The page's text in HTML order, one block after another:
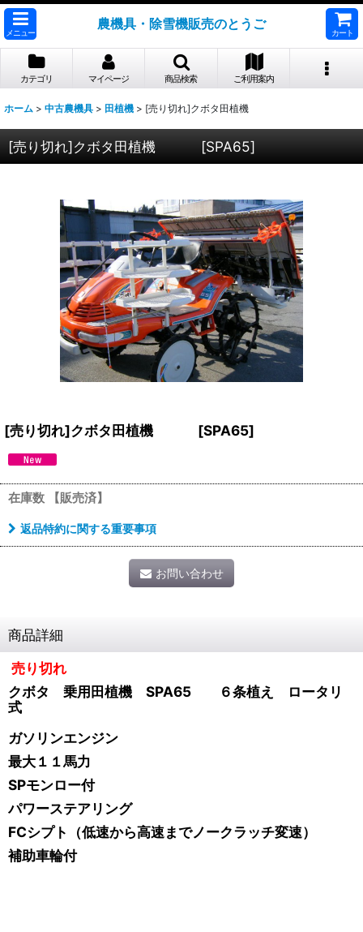
メニュー
農機具・除雪機販売のとうご
カート
カテゴリ マイページ 商品検索 ご利用案内
ホーム > 中古農機具 > 田植機 > [売り切れ]クボタ田植機
[売り切れ]クボタ田植機 [SPA65]
[売り切れ]クボタ田植機 [SPA65]
在庫数 【販売済】
返品特約に関する重要事項
お問い合わせ
商品詳細
売り切れ
クボタ 乗用田植機 SPA65 ６条植え ロータリ
式
ガソリンエンジン
最大１１馬力
SPモンロー付
パワーステアリング
FCシプト（低速から高速までノークラッチ変速）
補助車輪付